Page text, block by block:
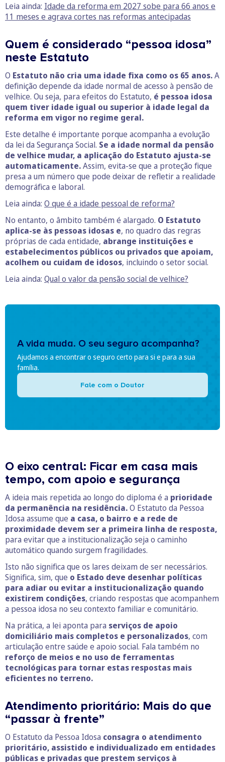
Leia ainda: Idade da reforma em 2027 sobe para 66 anos e
11 meses e agrava cortes nas reformas antecipadas
Quem é considerado “pessoa idosa”
neste Estatuto
O Estatuto não cria uma idade fixa como os 65 anos.A
definição depende da idade normal de acesso à pensão de
velhice. Ou seja, para efeitos do Estatuto, é pessoa idosa
quem tiver idade igual ou superior à idade legal da
reforma em vigor no regime geral.
Este detalhe é importante porque acompanha a evolução
da lei da Segurança Social. Se a idade normal da pensão
de velhice mudar, a aplicação do Estatuto ajusta-se
automaticamente.Assim, evita-se que a proteção fique
presa a um número que pode deixar de refletir a realidade
demográfica e laboral.
Leia ainda: O que é a idade pessoal de reforma?
No entanto, o âmbito também é alargado. O Estatuto
aplica-se às pessoas idosas e, no quadro das regras
próprias de cada entidade, abrange instituições e
estabelecimentos públicos ou privados que apoiam,
acolhem ou cuidam de idosos, incluindo o setor social.
Leia ainda: Qual o valor da pensão social de velhice?
A vida muda. O seu seguro acompanha?
Ajudamos a encontrar o seguro certo para si e para a sua
família.
Fale com o Doutor
O eixo central: Ficar em casa mais
tempo, com apoio e segurança
A ideia mais repetida ao longo do diploma é a prioridade
da permanência na residência.O Estatuto da Pessoa
Idosa assume que a casa, o bairro e a rede de
proximidade devem ser a primeira linha de resposta,
para evitar que a institucionalização seja o caminho
automático quando surgem fragilidades.
Isto não significa que os lares deixam de ser necessários.
Significa, sim, que o Estado deve desenhar políticas
para adiar ou evitar a institucionalização quando
existirem condições, criando respostas que acompanhem
a pessoa idosa no seu contexto familiar e comunitário.
Na prática, a lei aponta para serviços de apoio
domiciliário mais completos e personalizados, com
articulação entre saúde e apoio social. Fala também no
reforço de meios e no uso de ferramentas
tecnológicas para tornar estas respostas mais
eficientes no terreno.
Atendimento prioritário: Mais do que
“passar à frente”
O Estatuto da Pessoa Idosa consagra o atendimento
prioritário, assistido e individualizado em entidades
públicas e privadas que prestem serviços à